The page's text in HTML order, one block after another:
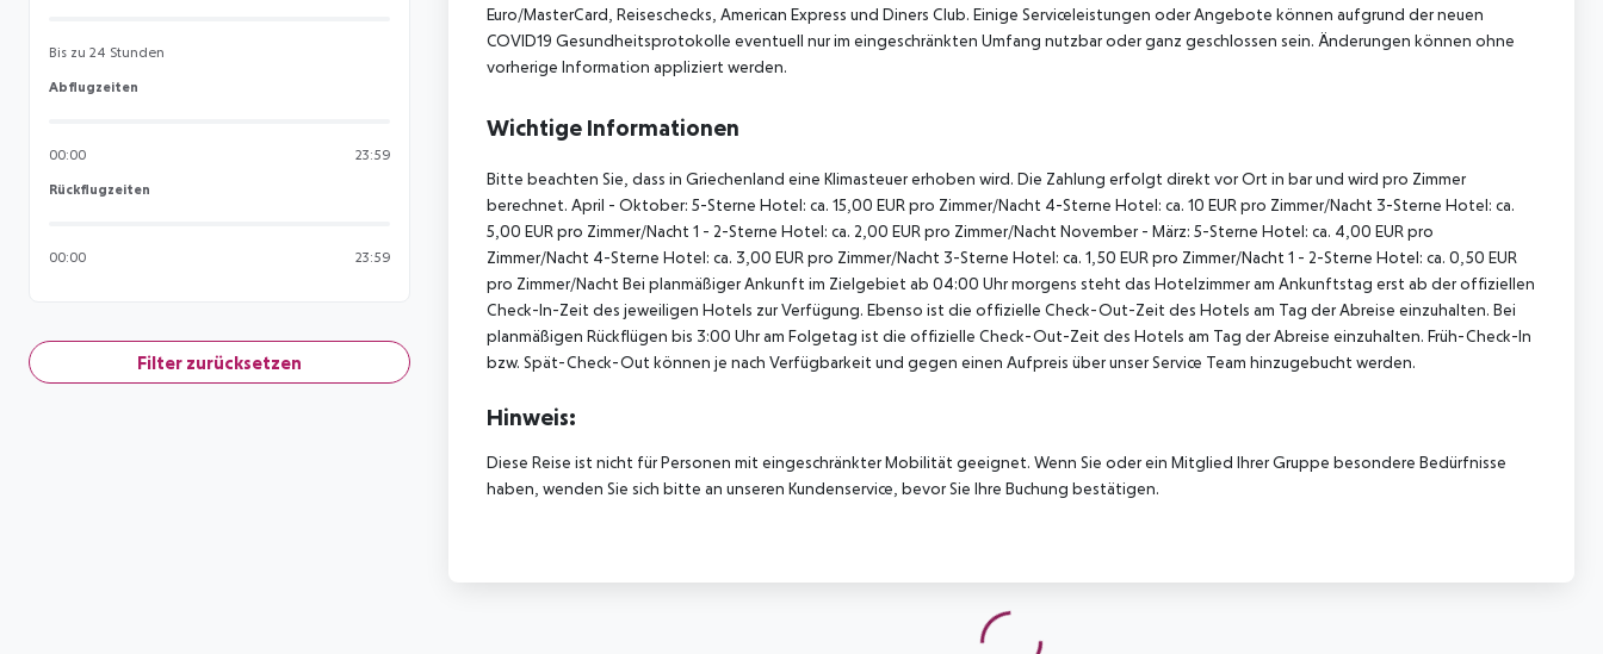
Bis zu 24 Stunden
Abflugzeiten
Abflugzeiten
00:00 23:59
Rückflugzeiten
Rückflugzeiten
00:00 23:59
Filter zurücksetzen
Euro/MasterCard, Reiseschecks, American Express und Diners Club. Einige Serviceleistungen oder Angebote können aufgrund der neuen
COVID19 Gesundheitsprotokolle eventuell nur im eingeschränkten Umfang nutzbar oder ganz geschlossen sein. Änderungen können ohne
vorherige Information appliziert werden.
Wichtige Informationen
Bitte beachten Sie, dass in Griechenland eine Klimasteuer erhoben wird. Die Zahlung erfolgt direkt vor Ort in bar und wird pro Zimmer
berechnet. April - Oktober: 5-Sterne Hotel: ca. 15,00 EUR pro Zimmer/Nacht 4-Sterne Hotel: ca. 10 EUR pro Zimmer/Nacht 3-Sterne Hotel: ca.
5,00 EUR pro Zimmer/Nacht 1 - 2-Sterne Hotel: ca. 2,00 EUR pro Zimmer/Nacht November - März: 5-Sterne Hotel: ca. 4,00 EUR pro
Zimmer/Nacht 4-Sterne Hotel: ca. 3,00 EUR pro Zimmer/Nacht 3-Sterne Hotel: ca. 1,50 EUR pro Zimmer/Nacht 1 - 2-Sterne Hotel: ca. 0,50 EUR
pro Zimmer/Nacht Bei planmäßiger Ankunft im Zielgebiet ab 04:00 Uhr morgens steht das Hotelzimmer am Ankunftstag erst ab der offiziellen
Check-In-Zeit des jeweiligen Hotels zur Verfügung. Ebenso ist die offizielle Check-Out-Zeit des Hotels am Tag der Abreise einzuhalten. Bei
planmäßigen Rückflügen bis 3:00 Uhr am Folgetag ist die offizielle Check-Out-Zeit des Hotels am Tag der Abreise einzuhalten. Früh-Check-In
bzw. Spät-Check-Out können je nach Verfügbarkeit und gegen einen Aufpreis über unser Service Team hinzugebucht werden.
Hinweis:
Diese Reise ist nicht für Personen mit eingeschränkter Mobilität geeignet. Wenn Sie oder ein Mitglied Ihrer Gruppe besondere Bedürfnisse
haben, wenden Sie sich bitte an unseren Kundenservice, bevor Sie Ihre Buchung bestätigen.